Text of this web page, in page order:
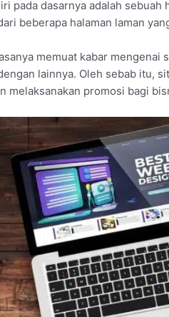
pada dasarnya adalah
beberapa halaman laman
memuat kabar mengenai
lainnya. Oleh sebab itu,
melaksanakan promosi bagi